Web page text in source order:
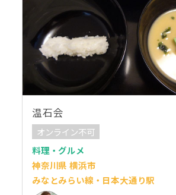
温石会
オンライン不可
料理・グルメ
神奈川県 横浜市
みなとみらい線・日本大通り駅